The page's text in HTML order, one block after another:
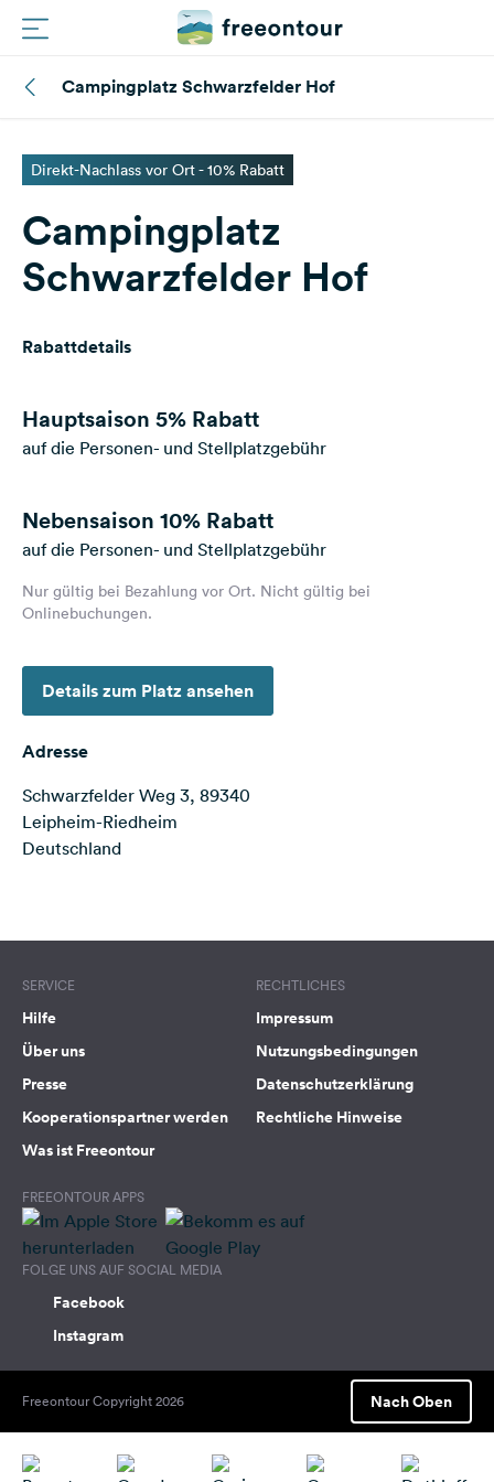
Routen
Plätze
Partner
uns
auf
Social
Facebook
Campingplatz Schwarzfelder Hof
Direkt-Nachlass vor Ort - 10% Rabatt
Campingplatz
Schwarzfelder Hof
Rabattdetails
Hauptsaison 5% Rabatt
auf die Personen- und Stellplatzgebühr
Nebensaison 10% Rabatt
auf die Personen- und Stellplatzgebühr
Nur gültig bei Bezahlung vor Ort. Nicht gültig bei
Onlinebuchungen.
Details zum Platz ansehen
Adresse
Schwarzfelder Weg 3, 89340
Leipheim-Riedheim
Deutschland
SERVICE
Hilfe
Über uns
Presse
Kooperationspartner werden
Was ist Freeontour
RECHTLICHES
Impressum
Nutzungsbedingungen
Datenschutzerklärung
Rechtliche Hinweise
FREEONTOUR APPS
FOLGE UNS AUF SOCIAL MEDIA
Facebook
Instagram
Freeontour Copyright 2026 Nach Oben